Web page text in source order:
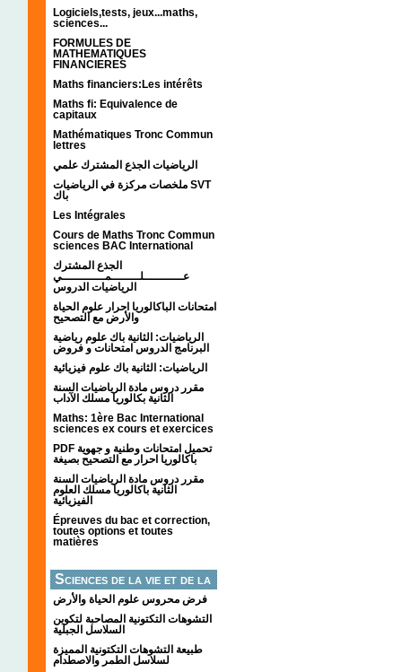
Logiciels,tests, jeux...maths,
sciences...
FORMULES DE
MATHEMATIQUES
FINANCIERES
Maths financiers:Les intérêts
Maths fi: Equivalence de
capitaux
Mathématiques Tronc Commun
lettres
الرياضيات الجذع المشترك علمي
ملخصات مركزة في الرياضيات SVT
باك
Les Intégrales
Cours de Maths Tronc Commun
sciences BAC International
الجذع المشترك
عـــــــــــلــــــــمــــــــــــي
الرياضيات الدروس
امتحانات الباكالوريا احرار علوم الحياة
والأرض مع التصحيح
الرياضيات: الثانية باك علوم رياضية
البرنامج الدروس امتحانات و فروض
الرياضيات: الثانية باك علوم فيزيائية
مقرر دروس مادة الرياضيات السنة
الثانية بكالوريا مسلك الآداب
Maths: 1ère Bac International
sciences ex cours et exercices
PDF تحميل امتحانات وطنية و جهوية
باكالوريا احرار مع التصحيح بصيغة
مقرر دروس مادة الرياضيات السنة
الثانية باكالوريا مسلك العلوم
الفيزيائية
Épreuves du bac et correction,
toutes options et toutes
matières
Sciences de la vie et de la
terre
فرض محروس علوم الحياة والأرض
التشوهات التكتونیة المصاحبة لتكوین
السلاسل الجبلیة
طبيعة التشوهات التكتونية المميزة
لسلاسل الطمر والاصطدام